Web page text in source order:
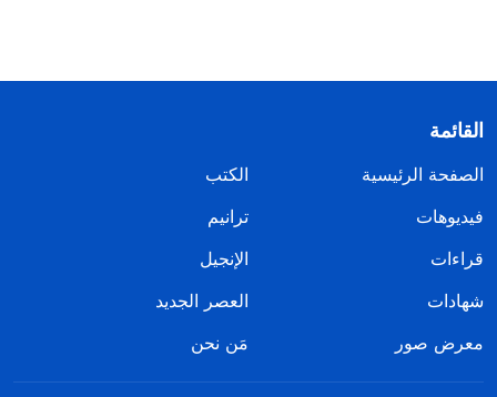
القائمة
الصفحة الرئيسية
الكتب
فيديوهات
ترانيم
قراءات
الإنجيل
شهادات
العصر الجديد
معرض صور
مَن نحن